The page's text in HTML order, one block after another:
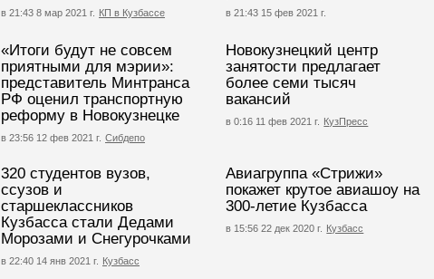
в 21:43 8 мар 2021 г. КП в Кузбассе в 21:43 15 фев 2021 г.
«Итоги будут не совсем
приятными для мэрии»:
представитель Минтранса
РФ оценил транспортную
реформу в Новокузнецке
в 23:56 12 фев 2021 г. Сибдепо
Новокузнецкий центр
занятости предлагает
более семи тысяч
вакансий
в 0:16 11 фев 2021 г. КузПресс
320 студентов вузов,
ссузов и
старшеклассников
Кузбасса стали Дедами
Морозами и Снегурочками
в 22:40 14 янв 2021 г. Кузбасс
Авиагруппа «Стрижи»
покажет крутое авиашоу на
300-летие Кузбасса
в 15:56 22 дек 2020 г. Кузбасс